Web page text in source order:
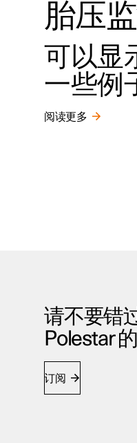
胎压
可以显
一些例
阅读更多
请不要错
Polestar
订阅